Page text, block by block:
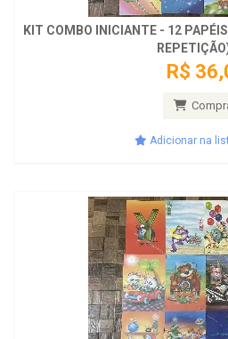
KIT COMBO INICIANTE - 12
R$
Adicionar na